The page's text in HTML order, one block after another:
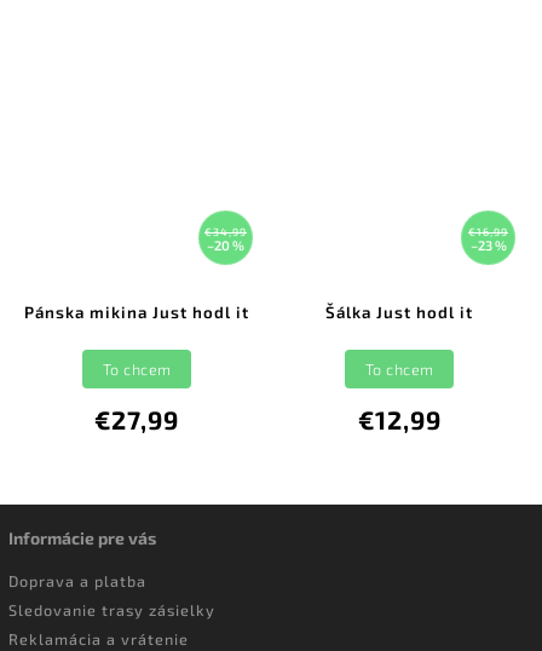
€34,99
–20 %
Pánska mikina Just hodl it
€27,99
To chcem
€16,99
–23 %
Šálka Just hodl it
€12,99
To chcem
Informácie pre vás
Doprava a platba
Sledovanie trasy zásielky
Reklamácia a vrátenie